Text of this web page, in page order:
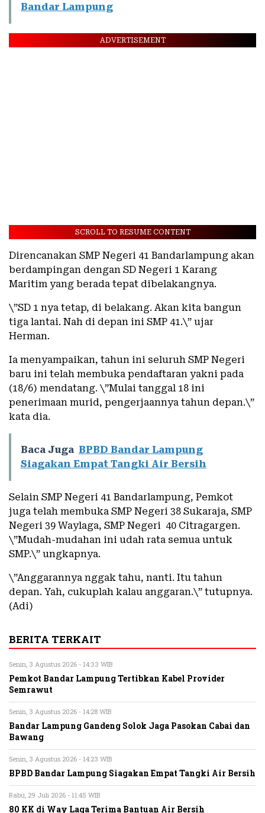
Bandar Lampung
ADVERTISEMENT
SCROLL TO RESUME CONTENT
Direncanakan SMP Negeri 41 Bandarlampung akan
berdampingan dengan SD Negeri 1 Karang
Maritim yang berada tepat dibelakangnya.
\”SD 1 nya tetap, di belakang. Akan kita bangun
tiga lantai. Nah di depan ini SMP 41.\” ujar
Herman.
Ia menyampaikan, tahun ini seluruh SMP Negeri
baru ini telah membuka pendaftaran yakni pada
(18/6) mendatang. \”Mulai tanggal 18 ini
penerimaan murid, pengerjaannya tahun depan.\”
kata dia.
Baca Juga BPBD Bandar Lampung
Siagakan Empat Tangki Air Bersih
Selain SMP Negeri 41 Bandarlampung, Pemkot
juga telah membuka SMP Negeri 38 Sukaraja, SMP
Negeri 39 Waylaga, SMP Negeri 40 Citragargen.
\”Mudah-mudahan ini udah rata semua untuk
SMP.\” ungkapnya.
\”Anggarannya nggak tahu, nanti. Itu tahun
depan. Yah, cukuplah kalau anggaran.\” tutupnya.
(Adi)
BERITA TERKAIT
Senin, 3 Agustus 2026 - 14:33 WIB
Pemkot Bandar Lampung Tertibkan Kabel Provider
Semrawut
Senin, 3 Agustus 2026 - 14:28 WIB
Bandar Lampung Gandeng Solok Jaga Pasokan Cabai dan
Bawang
Senin, 3 Agustus 2026 - 14:23 WIB
BPBD Bandar Lampung Siagakan Empat Tangki Air Bersih
Rabu, 29 Juli 2026 - 11:45 WIB
80 KK di Way Laga Terima Bantuan Air Bersih